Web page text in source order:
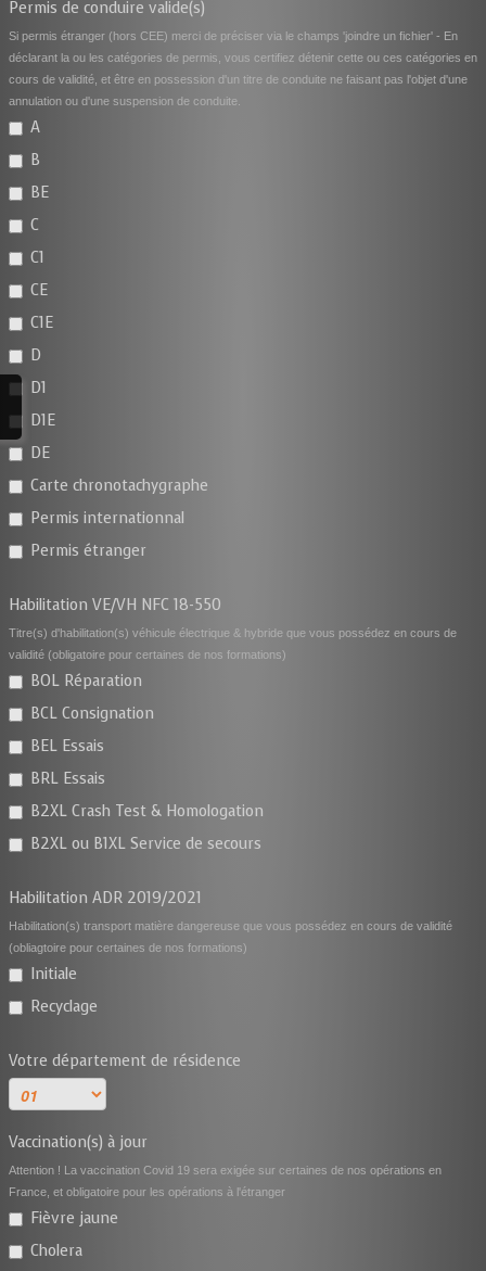
Permis de conduire valide(s)
Si permis étranger (hors CEE) merci de préciser via le champs 'joindre un fichier' - En
déclarant la ou les catégories de permis, vous certifiez détenir cette ou ces catégories en
cours de validité, et être en possession d'un titre de conduite ne faisant pas l'objet d'une
annulation ou d'une suspension de conduite.
A
B
BE
C
C1
CE
C1E
D
D1
D1E
DE
Carte chronotachygraphe
Permis internationnal
Permis étranger
Habilitation VE/VH NFC 18-550
Titre(s) d'habilitation(s) véhicule électrique & hybride que vous possédez en cours de
validité (obligatoire pour certaines de nos formations)
BOL Réparation
BCL Consignation
BEL Essais
BRL Essais
B2XL Crash Test & Homologation
B2XL ou B1XL Service de secours
Habilitation ADR 2019/2021
Habilitation(s) transport matière dangereuse que vous possédez en cours de validité
(obliagtoire pour certaines de nos formations)
Initiale
Recyclage
Votre département de résidence
Vaccination(s) à jour
Attention ! La vaccination Covid 19 sera exigée sur certaines de nos opérations en
France, et obligatoire pour les opérations à l'étranger
Fièvre jaune
Cholera